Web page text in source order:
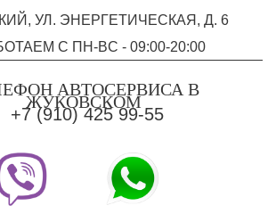
УЛ. ЭНЕРГЕТИЧЕСКАЯ, Д. 6
С ПН-ВC - 09:00-20:00
+7 (910) 425 99-55